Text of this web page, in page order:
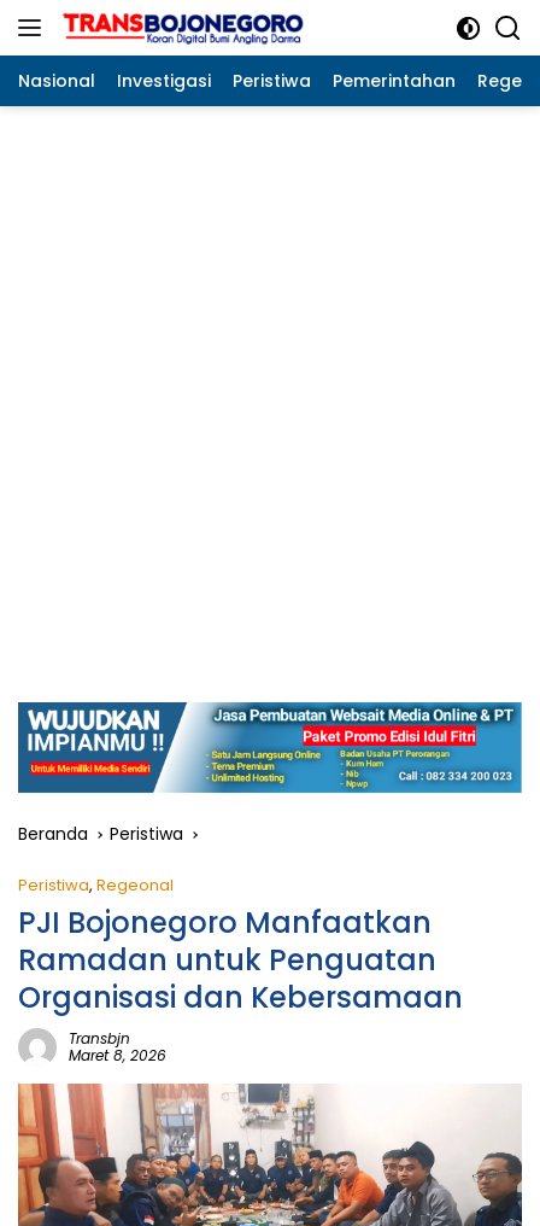
Langsung
Nasional Investigasi Peristiwa Pemerintahan
Beranda Peristiwa
Peristiwa, Regeonal
PJI Bojonegoro Manfaatkan
Ramadan untuk Penguatan
Organisasi dan Kebersamaan
Transbjn
Maret 8, 2026